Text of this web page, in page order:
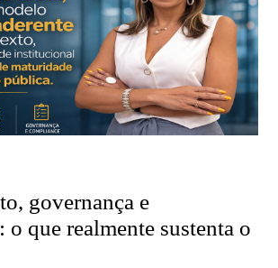
governança e
o que realmente sustenta o